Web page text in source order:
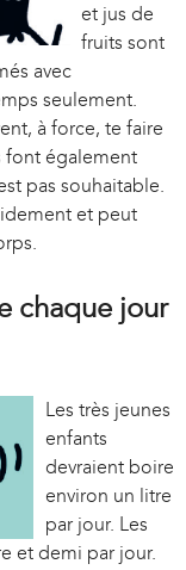
et jus de
fruits sont
avec
seulement.
à force, te faire
font également
pas souhaitable.
et peut
chaque jour
Les très jeunes
enfants
devraient boire
environ un litre
par jour. Les
et demi par jour.